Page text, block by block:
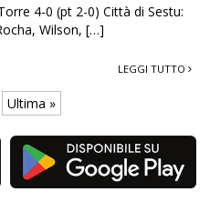
4-0 (pt 2-0) Città di Sestu:
Wilson, […]
LEGGI TUTTO
Ultima »